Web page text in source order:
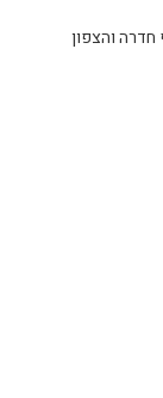
חדרה והצפון